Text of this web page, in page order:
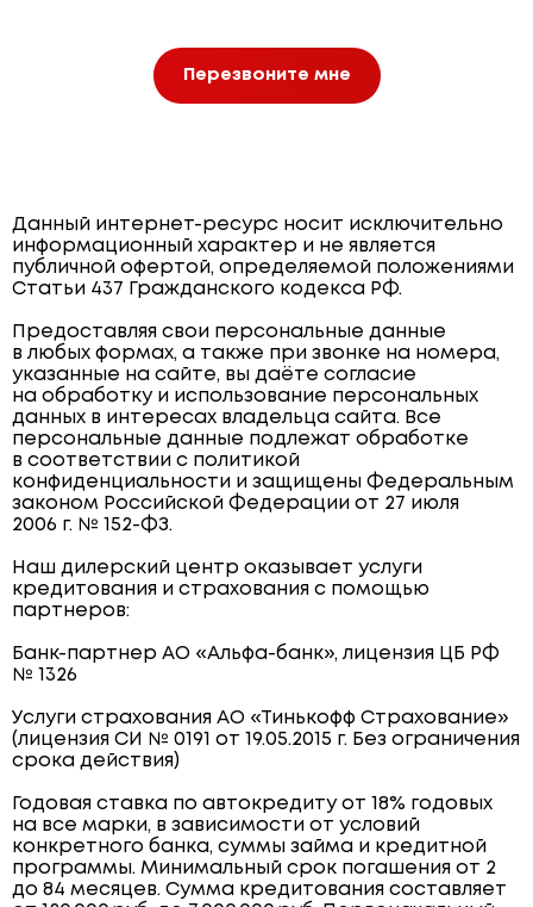
Перезвоните мне
Данный интернет-ресурс носит исключительно
информационный характер и не является
публичной офертой, определяемой положениями
Статьи 437 Гражданского кодекса РФ.
Предоставляя свои персональные данные
в любых формах, а также при звонке на номера,
указанные на сайте, вы даёте согласие
на обработку и использование персональных
данных в интересах владельца сайта. Все
персональные данные подлежат обработке
в соответствии с политикой
конфиденциальности и защищены Федеральным
законом Российской Федерации от 27 июля
2006 г. № 152-ФЗ.
Наш дилерский центр оказывает услуги
кредитования и страхования с помощью
партнеров:
Банк-партнер АО «Альфа-банк», лицензия ЦБ РФ
№ 1326
Услуги страхования АО «Тинькофф Страхование»
(лицензия СИ № 0191 от 19.05.2015 г. Без ограничения
срока действия)
Годовая ставка по автокредиту от 18% годовых
на все марки, в зависимости от условий
конкретного банка, суммы займа и кредитной
программы. Минимальный срок погашения от 2
до 84 месяцев. Сумма кредитования составляет